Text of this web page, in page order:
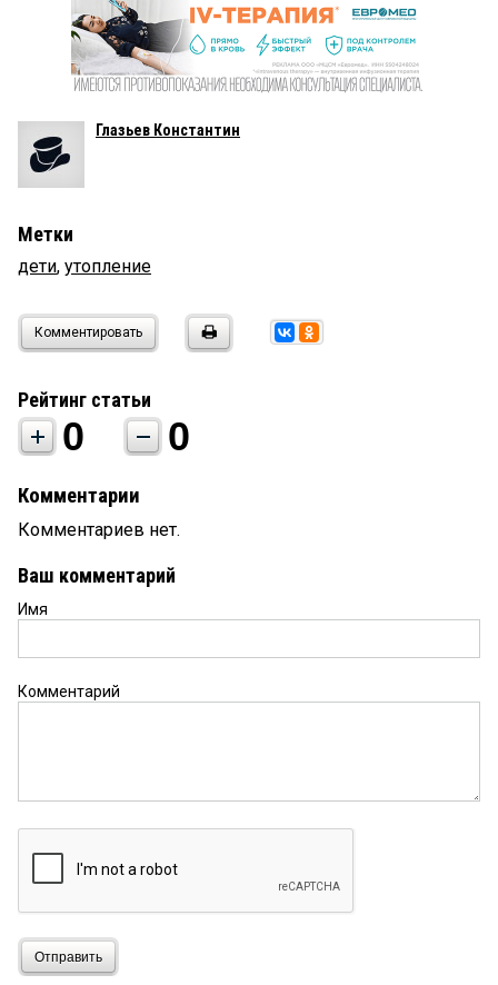
Глазьев Константин
Метки
дети, утопление
Комментировать
Рейтинг статьи
0 0
Комментарии
Комментариев нет.
Ваш комментарий
Имя
Комментарий
Отправить